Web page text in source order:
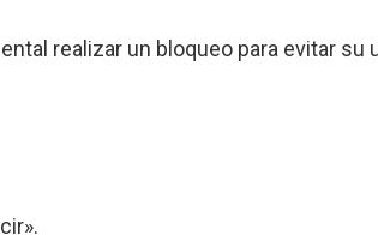
realizar un bloqueo para evitar su